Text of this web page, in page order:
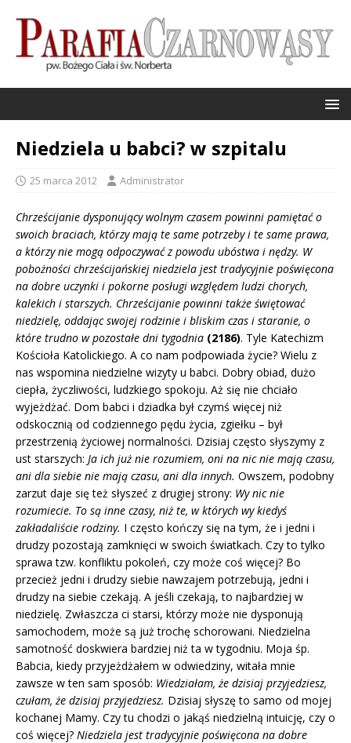
Niedziela u babci? w szpitalu
25 marca 2012 Administrator
Chrześcijanie dysponujący wolnym czasem powinni pamiętać o
swoich braciach, którzy mają te same potrzeby i te same prawa,
a którzy nie mogą odpoczywać z powodu ubóstwa i nędzy. W
pobożności chrześcijańskiej niedziela jest tradycyjnie poświęcona
na dobre uczynki i pokorne posługi względem ludzi chorych,
kalekich i starszych. Chrześcijanie powinni także świętować
niedzielę, oddając swojej rodzinie i bliskim czas i staranie, o
które trudno w pozostałe dni tygodnia (2186). Tyle Katechizm
Kościoła Katolickiego. A co nam podpowiada życie? Wielu z
nas wspomina niedzielne wizyty u babci. Dobry obiad, dużo
ciepła, życzliwości, ludzkiego spokoju. Aż się nie chciało
wyjeżdżać. Dom babci i dziadka był czymś więcej niż
odskocznią od codziennego pędu życia, zgiełku – był
przestrzenią życiowej normalności. Dzisiaj często słyszymy z
ust starszych: Ja ich już nie rozumiem, oni na nic nie mają czasu,
ani dla siebie nie mają czasu, ani dla innych. Owszem, podobny
zarzut daje się też słyszeć z drugiej strony: Wy nic nie
rozumiecie. To są inne czasy, niż te, w których wy kiedyś
zakładaliście rodziny. I często kończy się na tym, że i jedni i
drudzy pozostają zamknięci w swoich światkach. Czy to tylko
sprawa tzw. konfliktu pokoleń, czy może coś więcej? Bo
przecież jedni i drudzy siebie nawzajem potrzebują, jedni i
drudzy na siebie czekają. A jeśli czekają, to najbardziej w
niedzielę. Zwłaszcza ci starsi, którzy może nie dysponują
samochodem, może są już trochę schorowani. Niedzielna
samotność doskwiera bardziej niż ta w tygodniu. Moja śp.
Babcia, kiedy przyjeżdżałem w odwiedziny, witała mnie
zawsze w ten sam sposób: Wiedziałam, że dzisiaj przyjedziesz,
czułam, że dzisiaj przyjedziesz. Dzisiaj słyszę to samo od mojej
kochanej Mamy. Czy tu chodzi o jakąś niedzielną intuicję, czy o
coś więcej? Niedziela jest tradycyjnie poświęcona na dobre